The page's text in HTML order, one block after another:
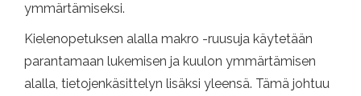
ymmärtämiseksi.
Kielenopetuksen alalla makro -ruusuja käytetään
parantamaan lukemisen ja kuulon ymmärtämisen
alalla, tietojenkäsittelyn lisäksi yleensä. Tämä johtuu